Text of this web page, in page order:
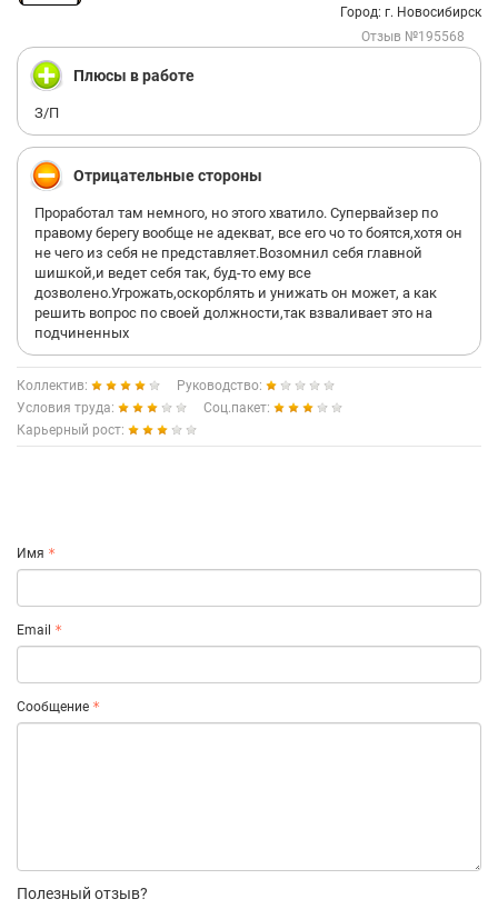
Город: г. Новосибирск
Отзыв №195568
Плюсы в работе
З/П
Отрицательные стороны
Проработал там немного, но этого хватило. Супервайзер по
правому берегу вообще не адекват, все его чо то боятся,хотя он
не чего из себя не представляет.Возомнил себя главной
шишкой,и ведет себя так, буд-то ему все
дозволено.Угрожать,оскорблять и унижать он может, а как
решить вопрос по своей должности,так взваливает это на
подчиненных
Коллектив:
Руководство:
Условия труда:
Соц.пакет:
Карьерный рост:
Имя
Email
Сообщение
Полезный отзыв?